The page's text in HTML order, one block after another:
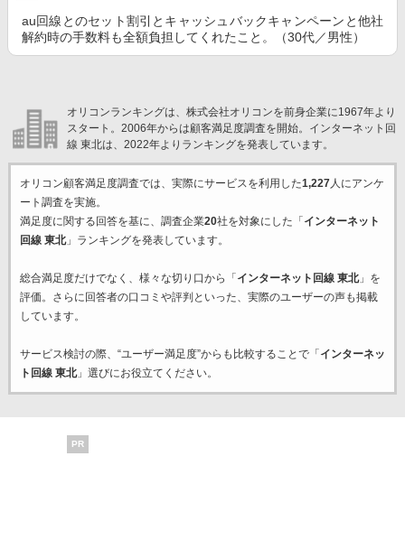
au回線とのセット割引とキャッシュバックキャンペーンと他社
解約時の手数料も全額負担してくれたこと。（30代／男性）
オリコンランキングは、株式会社オリコンを前身企業に1967年より
スタート。2006年からは顧客満足度調査を開始。インターネット回
線 東北は、2022年よりランキングを発表しています。
オリコン顧客満足度調査では、実際にサービスを利用した1,227人にアンケ
ート調査を実施。
満足度に関する回答を基に、調査企業20社を対象にした「 インターネット
回線 東北」ランキングを発表しています。
総合満足度だけでなく、様々な切り口から「 インターネット回線 東北」を
評価。さらに回答者の口コミや評判といった、実際のユーザーの声も掲載
しています。
サービス検討の際、“ユーザー満足度”からも比較することで「 インターネッ
ト回線 東北」選びにお役立てください。
PR